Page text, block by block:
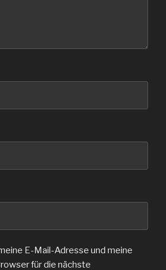
E-Mail-Adresse und meine
für die nächste